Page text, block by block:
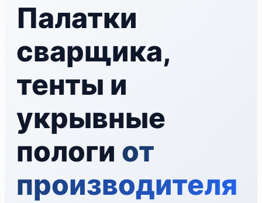
Палатки
сварщика,
тенты и
укрывные
пологи от
производителя